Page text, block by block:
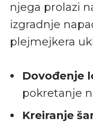
njega prolazi
izgradnje
plejmejkera
Dovođenje
pokretanje
Kreiranje